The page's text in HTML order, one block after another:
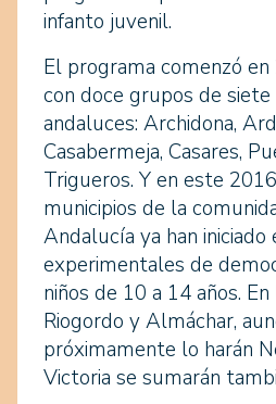
infanto juvenil.
El programa comenzó
con doce grupos de siete
andaluces: Archidona,
Casabermeja, Casares,
Trigueros. Y en este
municipios de la
Andalucía ya han
experimentales de
niños de 10 a 14 años.
Riogordo y Almáchar,
próximamente lo harán
Victoria se sumarán